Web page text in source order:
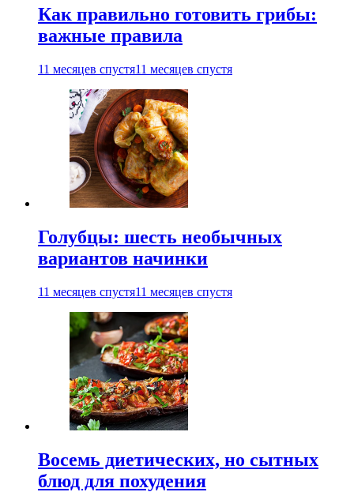
Как правильно готовить грибы:
важные правила
11 месяцев спустя11 месяцев спустя
Голубцы: шесть необычных
вариантов начинки
11 месяцев спустя11 месяцев спустя
Восемь диетических, но сытных
блюд для похудения